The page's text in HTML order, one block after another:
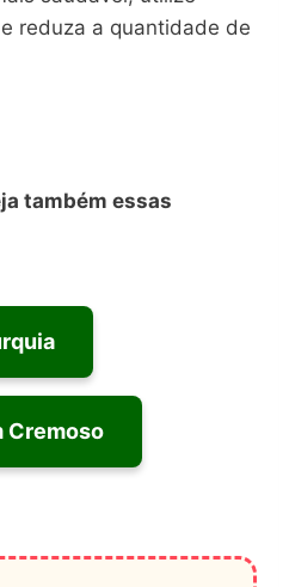
reduza a quantidade de
também essas
Cremoso